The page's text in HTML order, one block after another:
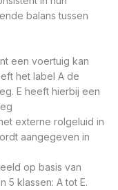
balans tussen
een voertuig kan
het label A de
E heeft hierbij een
externe rolgeluid in
aangegeven in
op basis van
5 klassen: A tot E.